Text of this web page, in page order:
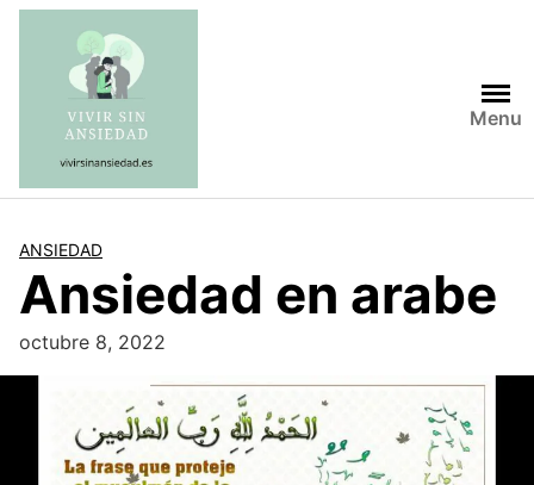
Saltar
contenido
Menu
ANSIEDAD
Ansiedad en arabe
octubre 8, 2022